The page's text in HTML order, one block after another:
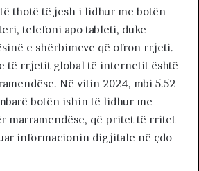
thotë të jesh i lidhur me botën
telefoni apo tableti, duke
e shërbimeve që ofron rrjeti.
të rrjetit global të internetit është
Në vitin 2024, mbi 5.52
botën ishin të lidhur me
marramendëse, që pritet të rritet
informacionin digjitale në çdo